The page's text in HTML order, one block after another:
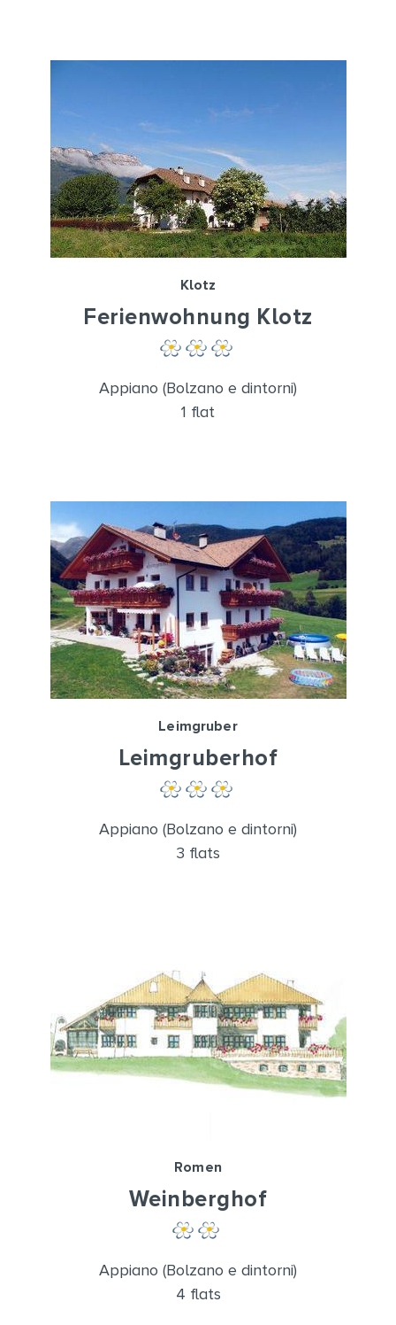
Klotz
Ferienwohnung Klotz
Appiano (Bolzano e dintorni)
1 flat
Leimgruber
Leimgruberhof
Appiano (Bolzano e dintorni)
3 flats
Romen
Weinberghof
Appiano (Bolzano e dintorni)
4 flats